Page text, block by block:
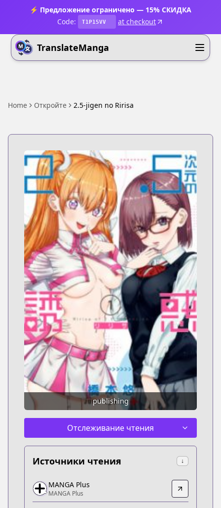
⚡ Предложение ограничено — 15% СКИДКА
Code:
T1P15VV at checkout
TranslateManga
Home Откройте 2.5-jigen no Ririsa
publishing
Отслеживание чтения
Источники чтения ↓
MANGA Plus
MANGA Plus
https://mangaplus.shueisha.co.jp/titles/100282
MANGA Plus
MANGA Plus